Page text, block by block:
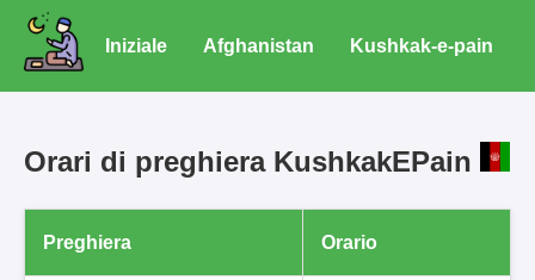
Iniziale Afghanistan Kushkak-e-pain
Orari di preghiera KushkakEPain
Preghiera Orario